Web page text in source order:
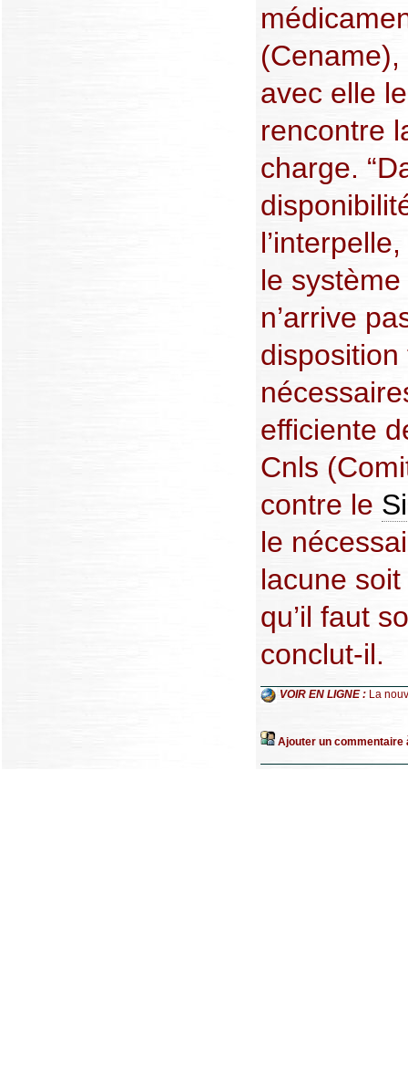
avec elle
rencontre
charge.
le système
n’arrive
efficiente
Cnls
contre le
le
lacune
qu’il faut
conclut-il.
VOIR EN LIGNE : La
Ajouter un commentaire